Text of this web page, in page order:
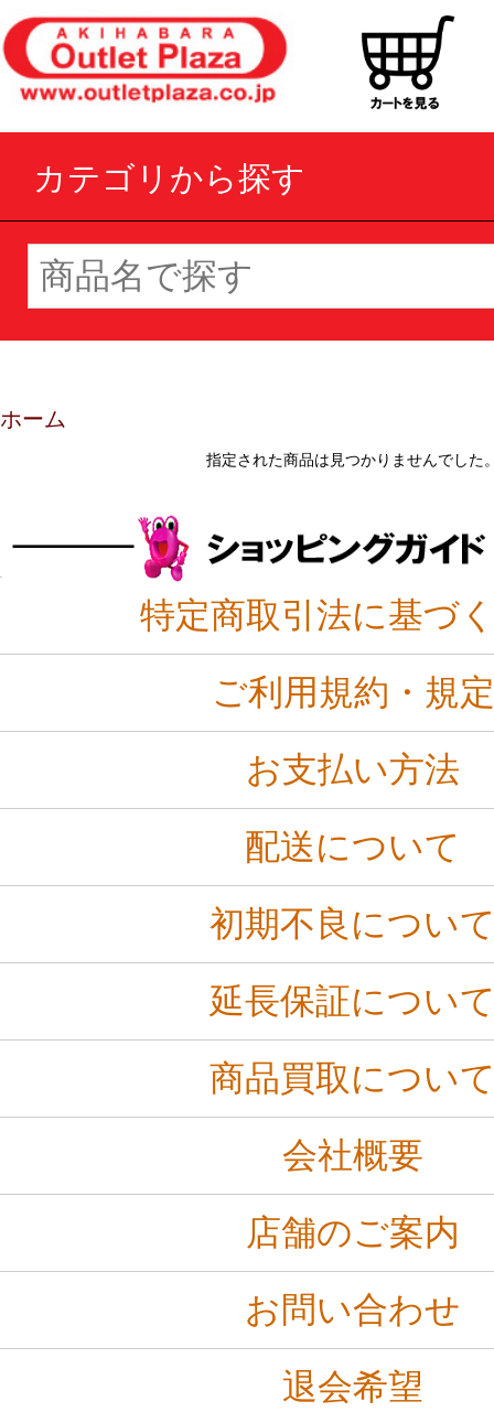
カテゴリから探す
ホーム
指定された商品は見つかりませんでした
特定商取引法に基づ
ご利用規約・規定
お支払い方法
配送について
初期不良につい
延長保証につい
商品買取につい
会社概要
店舗のご案内
お問い合わせ
退会希望